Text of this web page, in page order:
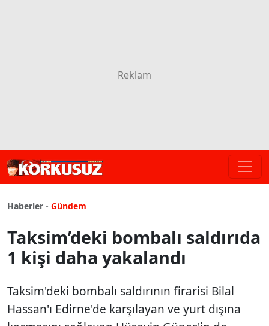
Haberler - Gündem
Taksim’deki bombalı saldırıda
1 kişi daha yakalandı
Taksim'deki bombalı saldırının firarisi Bilal
Hassan'ı Edirne'de karşılayan ve yurt dışına